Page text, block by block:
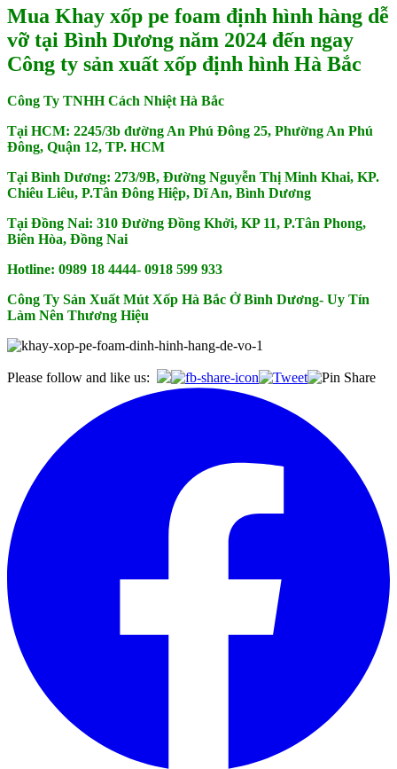
Mua Khay xốp pe foam định hình hàng dễ
vỡ tại Bình Dương năm 2024 đến ngay
Công ty sản xuất xốp định hình Hà Bắc
Công Ty TNHH Cách Nhiệt Hà Bắc
Tại HCM: 2245/3b đường An Phú Đông 25, Phường An Phú
Đông, Quận 12, TP. HCM
Tại Bình Dương: 273/9B, Đường Nguyễn Thị Minh Khai, KP.
Chiêu Liêu, P.Tân Đông Hiệp, Dĩ An, Bình Dương
Tại Đồng Nai: 310 Đường Đồng Khởi, KP 11, P.Tân Phong,
Biên Hòa, Đồng Nai
Hotline: 0989 18 4444- 0918 599 933
Công Ty Sản Xuất Mút Xốp Hà Bắc Ở Bình Dương- Uy Tín
Làm Nên Thương Hiệu
Please follow and like us: